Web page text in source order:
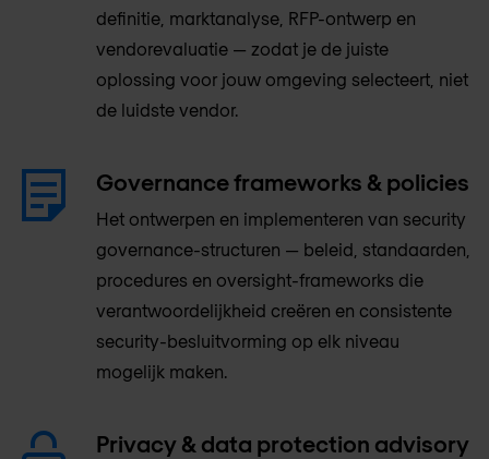
definitie, marktanalyse, RFP-ontwerp en
vendorevaluatie — zodat je de juiste
oplossing voor jouw omgeving selecteert, niet
de luidste vendor.
Governance frameworks & policies
Het ontwerpen en implementeren van security
governance-structuren — beleid, standaarden,
procedures en oversight-frameworks die
verantwoordelijkheid creëren en consistente
security-besluitvorming op elk niveau
mogelijk maken.
Privacy & data protection advisory